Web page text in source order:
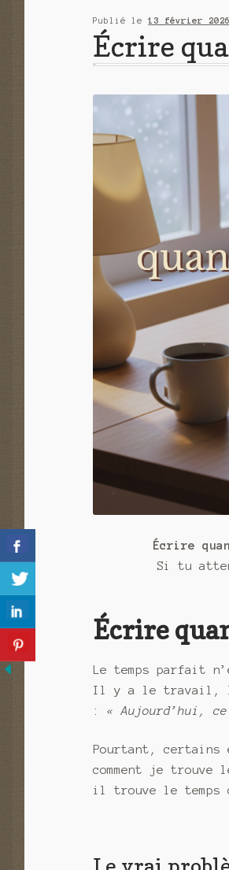
Publié le13 février 2026
Écrire
Écrire
Si tu
Écrire
Le temps parfait
Il y a le travail,
:« Aujourd’hui,
Pourtant, certains
comment je trouve
il trouve le temps